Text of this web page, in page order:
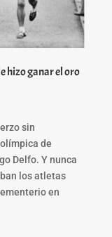
hizo ganar el oro
sin
de
Delfo. Y nunca
los atletas
en